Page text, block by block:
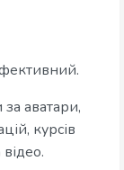
за аватари,
курсів